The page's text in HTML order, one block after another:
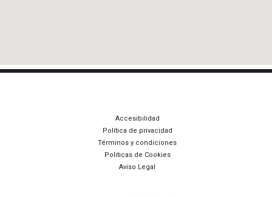
Accesibilidad
Política de privacidad
Términos y condiciones
Politicas de Cookies
Aviso Legal